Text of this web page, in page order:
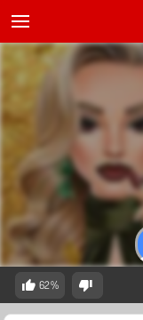
62%